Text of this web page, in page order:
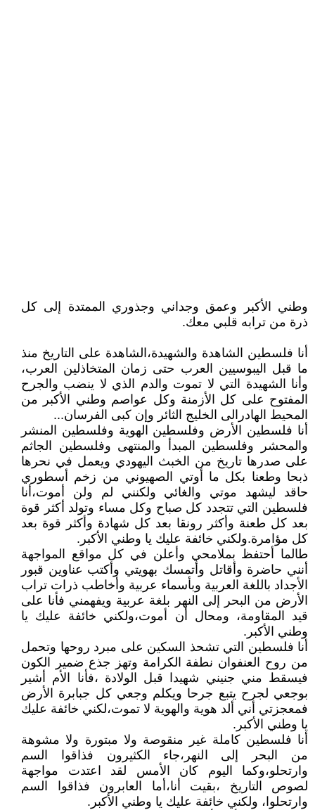
وطني اﻷكبر وعمق وجداني وجذوري الممتدة إلى كل
ذرة من ترابه قلبي معك.
أنا فلسطين الشاهدة والشهيدة،الشاهدة على التاريخ منذ
ما قبل اليبوسيين العرب حتى زمان المتخاذلين العرب،
وأنا الشهيدة التي لا تموت والدم الذي لا ينضب والجرح
المفتوح على كل اﻷزمنة وكل عواصم وطني اﻷكبر من
المحيط الهادرالى الخليج الثائر وإن كبى الفرسان...
أنا فلسطين اﻷرض وفلسطين الهوية وفلسطين المنشر
والمحشر وفلسطين المبدأ والمنتهى وفلسطين الجاثم
على صدرها تاريخ من الخبث اليهودي ويعمل في نحرها
ذبحا وطعنا بكل ما أوتي الصهيوني من زخم أسطوري
حاقد ليشهد موتي والغائي ولكنني لم ولن أموت،أنا
فلسطين التي تتجدد كل صباح وكل مساء وتولد أكثر قوة
بعد كل طعنة وأكثر رونقا بعد كل شهادة وأكثر قوة بعد
كل مؤامرة.ولكني خائفة عليك يا وطني اﻷكبر.
طالما أحتفظ بملامحي وأعلن في كل مواقع المواجهة
أنني حاضرة وأقاتل وأتمسك بهويتي وأكتب عناوين قبور
اﻷجداد باللغة العربية وبأسماء عربية وأخاطب ذرات تراب
اﻷرض من البحر إلى النهر بلغة عربية ويفهمني فأنا على
قيد المقاومة، ومحال أن أموت،ولكني خائفة عليك يا
وطني اﻷكبر.
أنا فلسطين التي تشحذ السكين على مبرد روحها وتحمل
من روح العنفوان نطفة الكرامة وتهز جذع ضمير الكون
فيسقط مني جنيني شهيدا قبل الولادة ،فأنا اﻷم أشير
بوجعي لجرح يتبع جرحا ويكلم وجعي كل جبابرة اﻷرض
فمعجزتي أني ألد هوية والهوية لا تموت،لكني خائفة عليك
يا وطني اﻷكبر.
أنا فلسطين كاملة غير منقوصة ولا مبتورة ولا مشوهة
من البحر إلى النهر،جاء الكثيرون فذاقوا السم
وارتحلو،وكما اليوم كان اﻷمس لقد اعتدت مواجهة
لصوص التاريخ ،بقيت أنا،أما العابرون فذاقوا السم
وارتحلوا، ولكني خائفة عليك يا وطني اﻷكبر.